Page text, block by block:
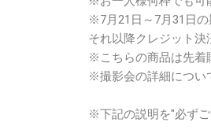
※7月21日～7月31日の
それ以降クレジット決
※こちらの商品は先着
※撮影会の詳細につい
※下記の説明を"必ず